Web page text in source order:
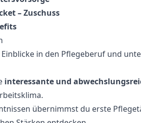
– Zuschuss
in den Pflegeberuf und
interessante und
übernimmst du erste